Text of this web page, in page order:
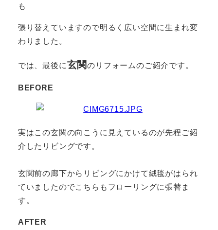
も
張り替えていますので明るく広い空間に生まれ変
わりました。
では、最後に玄関のリフォームのご紹介です。
BEFORE
実はこの玄関の向こうに見えているのが先程ご紹
介したリビングです。
玄関前の廊下からリビングにかけて絨毯がはられ
ていましたのでこちらもフローリングに張替ま
す。
AFTER